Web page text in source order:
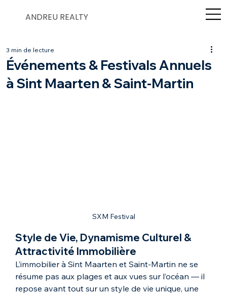
ANDREU REALTY
Événements & Festivals Annuels
à Sint Maarten & Saint-Martin
3 min de lecture
SXM Festival
Style de Vie, Dynamisme Culturel &
Attractivité Immobilière
L’immobilier à Sint Maarten et Saint-Martin ne se
résume pas aux plages et aux vues sur l’océan — il
repose avant tout sur un style de vie unique, une